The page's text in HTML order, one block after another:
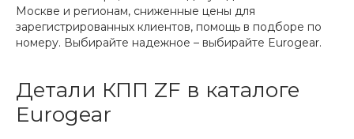
Москве и регионам, сниженные цены для
зарегистрированных клиентов, помощь в подборе по
номеру. Выбирайте надежное – выбирайте Eurogear.
Детали КПП ZF в каталоге
Eurogear